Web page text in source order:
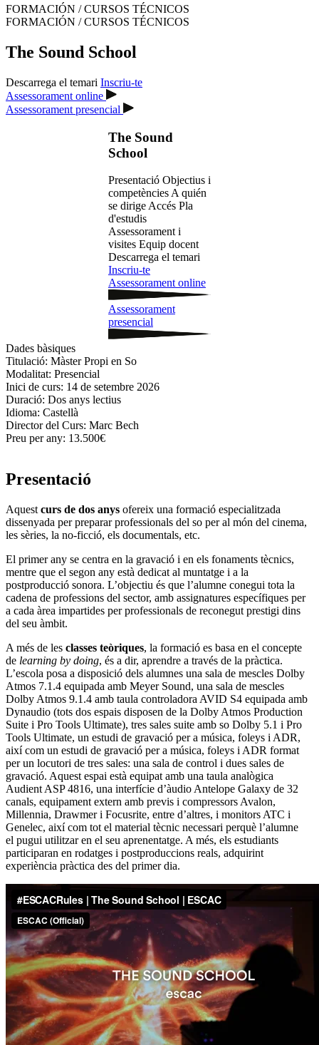
FORMACIÓN / CURSOS TÉCNICOS
FORMACIÓN / CURSOS TÉCNICOS
The Sound School
Descarrega el temari Inscriu-te
Assessorament online
Assessorament presencial
The Sound
School
Presentació Objectius i
competències A quién
se dirige Accés Pla
d'estudis
Assessorament i
visites Equip docent
Descarrega el temari
Inscriu-te
Assessorament online
Assessorament
presencial
Dades bàsiques
Titulació: Màster Propi en So
Modalitat: Presencial
Inici de curs: 14 de setembre 2026
Duració: Dos anys lectius
Idioma: Castellà
Director del Curs: Marc Bech
Preu per any: 13.500€
Presentació
Aquest curs de dos anys ofereix una formació especialitzada
dissenyada per preparar professionals del so per al món del cinema,
les sèries, la no-ficció, els documentals, etc.
El primer any se centra en la gravació i en els fonaments tècnics,
mentre que el segon any està dedicat al muntatge i a la
postproducció sonora. L’objectiu és que l’alumne conegui tota la
cadena de professions del sector, amb assignatures específiques per
a cada àrea impartides per professionals de reconegut prestigi dins
del seu àmbit.
A més de les classes teòriques, la formació es basa en el concepte
de learning by doing, és a dir, aprendre a través de la pràctica.
L’escola posa a disposició dels alumnes una sala de mescles Dolby
Atmos 7.1.4 equipada amb Meyer Sound, una sala de mescles
Dolby Atmos 9.1.4 amb taula controladora AVID S4 equipada amb
Dynaudio (tots dos espais disposen de la Dolby Atmos Production
Suite i Pro Tools Ultimate), tres sales suite amb so Dolby 5.1 i Pro
Tools Ultimate, un estudi de gravació per a música, foleys i ADR,
així com un estudi de gravació per a música, foleys i ADR format
per un locutori de tres sales: una sala de control i dues sales de
gravació. Aquest espai està equipat amb una taula analògica
Audient ASP 4816, una interfície d’àudio Antelope Galaxy de 32
canals, equipament extern amb previs i compressors Avalon,
Millennia, Drawmer i Focusrite, entre d’altres, i monitors ATC i
Genelec, així com tot el material tècnic necessari perquè l’alumne
el pugui utilitzar en el seu aprenentatge. A més, els estudiants
participaran en rodatges i postproduccions reals, adquirint
experiència pràctica des del primer dia.